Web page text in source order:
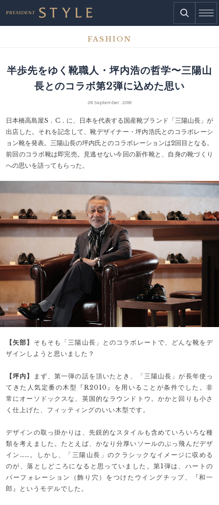
FASHION
半歩先をゆく靴職人・坪内浩の哲学〜三陽山
長とのコラボ第2弾に込めた思い
28 September . 2018
日本橋高島屋S．C．に、日本を代表する国産靴ブランド「三陽山長」が
出店した。それを記念して、靴デザイナー・坪内浩氏とのコラボレーシ
ョン靴を発表。三陽山長の坪内氏とのコラボレーションは2回目となる。
前回のコラボ靴は即完売。見逃せない今回の新作靴と、自身の靴づくり
への思いを語ってもらった。
【矢部】 そもそも「三陽山長」とのコラボレートで、どんな靴をデ
ザインしようと思いました？
【坪内】
まず、第一弾の話を頂いたとき、「三陽山長」が長年使っ
てきた人気定番の木型『R2010』を用いることが条件でした。非
常にオーソドックスな、英国的なラウンドトウ。かかと回りも小さ
く仕上げた、フィッティングのいい木型です。
デザインの取っ掛かりは、先鋭的なスタイルも含めていろいろな種
類を考えました。たとえば、かなり分厚いソールのぶっ飛んだデザ
イン……。しかし、「三陽山長」のクラシックなイメージに収める
のが、落としどころになると思っていました。第1弾は、ハートの
パーフォレーション（飾り穴）をつけたウイングチップ、『和一
郎』というモデルでした。